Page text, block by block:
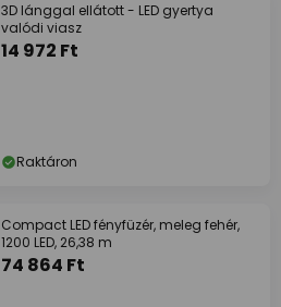
3D lánggal ellátott - LED gyertya
valódi viasz
14 972 Ft
Raktáron
Compact LED fényfüzér, meleg fehér,
1200 LED, 26,38 m
74 864 Ft